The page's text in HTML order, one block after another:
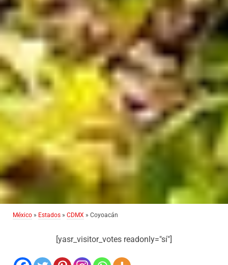
México » Estados » CDMX » Coyoacán
[yasr_visitor_votes readonly="sí"]